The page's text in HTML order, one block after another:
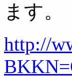
ます。
http://